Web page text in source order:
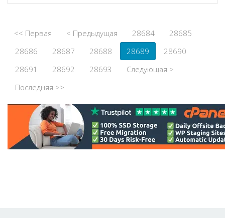
<< Первая < Предыдущая 28684
28685
28686
28687 28688 28689
28690
28691
28692 28693
Следующая >
Последняя >>